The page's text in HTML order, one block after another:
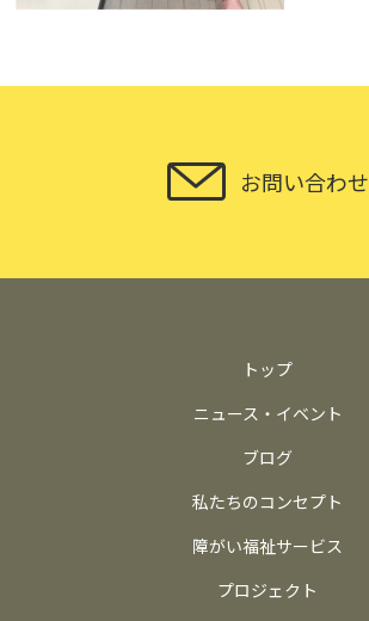
お問い合わせ
トップ
ニュース・イベント
ブログ
私たちのコンセプト
障がい福祉サービス
プロジェクト